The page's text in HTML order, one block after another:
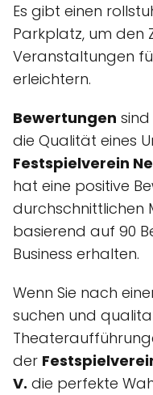
Es gibt einen
Parkplatz, um den
Veranstaltungen
erleichtern.
Bewertungen
die Qualität eines
Festspielverein
hat eine positive
durchschnittlichen
basierend auf 90
Business erhalten.
Wenn Sie nach
suchen und
der
V. die perfekte